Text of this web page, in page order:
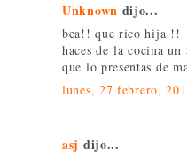
Unknown dijo...
bea!! que rico hija !!
haces de la cocina
que lo presentas de
lunes, 27 febrero,
asj dijo...